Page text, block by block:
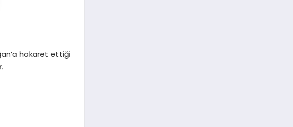
hakaret ettiği